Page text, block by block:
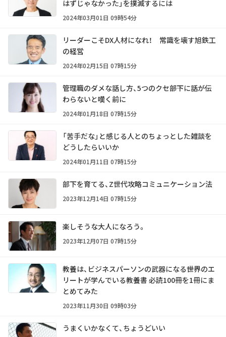
はずじゃなかった」を撲滅するには
2024年03月01日 09時54分
リーダーこそDX人材になれ！ 常識を壊す旭鉄工
の経営
2024年02月15日 07時15分
管理職のダメな話し方、5つのクセ――部下に話が伝
わらないと嘆く前に
2024年01月18日 07時15分
「苦手だな」と感じる人とのちょっとした雑談を
どうしたらいいか
2024年01月11日 07時15分
部下を育てる、Z世代攻略コミュニケーション法
2023年12月14日 07時15分
楽しそうな大人になろう。
2023年12月07日 07時15分
教養は、ビジネスパーソンの武器になる――世界のエ
リートが学んでいる教養書 必読100冊を1冊にま
とめてみた
2023年11月30日 09時03分
うまくいかなくて、ちょうどいい